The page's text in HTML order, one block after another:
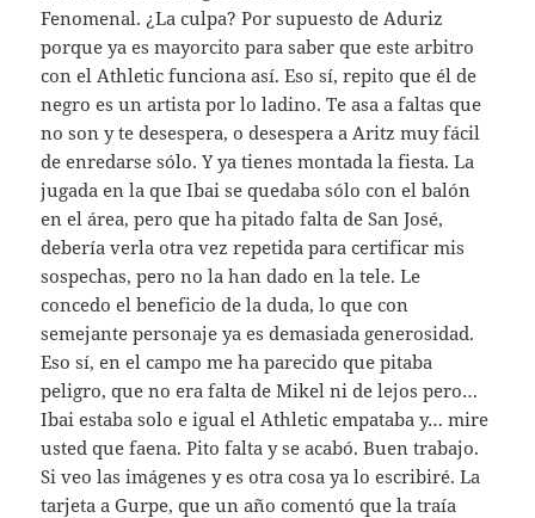
Fenomenal. ¿La culpa? Por supuesto de Aduriz
porque ya es mayorcito para saber que este arbitro
con el Athletic funciona así. Eso sí, repito que él de
negro es un artista por lo ladino. Te asa a faltas que
no son y te desespera, o desespera a Aritz muy fácil
de enredarse sólo. Y ya tienes montada la fiesta. La
jugada en la que Ibai se quedaba sólo con el balón
en el área, pero que ha pitado falta de San José,
debería verla otra vez repetida para certificar mis
sospechas, pero no la han dado en la tele. Le
concedo el beneficio de la duda, lo que con
semejante personaje ya es demasiada generosidad.
Eso sí, en el campo me ha parecido que pitaba
peligro, que no era falta de Mikel ni de lejos pero…
Ibai estaba solo e igual el Athletic empataba y… mire
usted que faena. Pito falta y se acabó. Buen trabajo.
Si veo las imágenes y es otra cosa ya lo escribiré. La
tarjeta a Gurpe, que un año comentó que la traía